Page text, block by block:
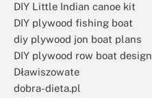
DIY Little Indian canoe kit
DIY plywood fishing boat
diy plywood jon boat plans
DIY plywood row boat design
Dławiszowate
dobra-dieta.pl